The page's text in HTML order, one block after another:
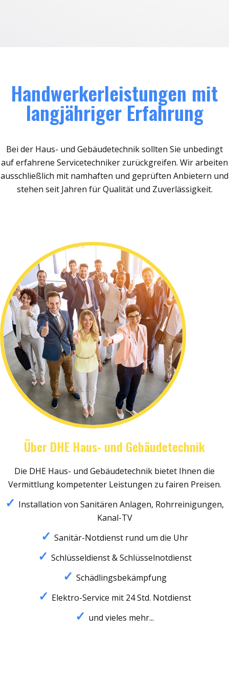
Handwerkerleistungen mit
langjähriger Erfahrung
Bei der Haus- und Gebäudetechnik sollten Sie unbedingt
auf erfahrene Servicetechniker zurückgreifen. Wir arbeiten
ausschließlich mit namhaften und geprüften Anbietern und
stehen seit Jahren für Qualität und Zuverlässigkeit.
Über DHE Haus- und Gebäudetechnik
Die DHE Haus- und Gebäudetechnik bietet Ihnen die
Vermittlung kompetenter Leistungen zu fairen Preisen.
Installation von Sanitären Anlagen, Rohrreinigungen,
Kanal-TV
Sanitär-Notdienst rund um die Uhr
Schlüsseldienst & Schlüsselnotdienst
Schädlingsbekämpfung
Elektro-Service mit 24 Std. Notdienst
und vieles mehr...